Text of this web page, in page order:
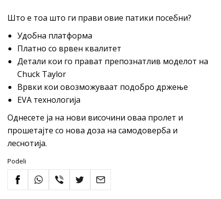
Што е тоа што ги прави овие патики посебни?
Удобна платформа
Платно со врвен квалитет
Детали кои го прават препознатлив моделот на
Chuck Taylor
Врвки кои овозможуваат подобро држење
EVA технологија
Однесете ја на нови височини оваа пролет и
прошетајте со нова доза на самодоверба и
леснотија.
Podeli